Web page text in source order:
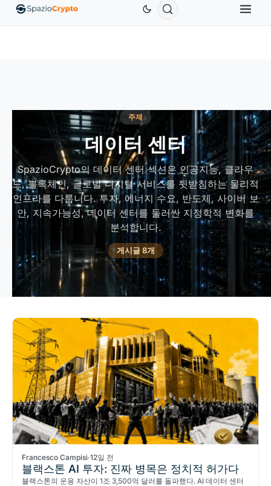
ETHUS$1,880.58 USDT US$0.9991 BNBBNB
주제
데이터 센터
SpazioCrypto의 데이터 센터 섹션은 인공지능, 클라우
드, 블록체인, 글로벌 디지털 서비스를 뒷받침하는 물리적
인프라를 다룹니다. 투자, 에너지 수요, 반도체, 사이버 보
안, 지속가능성, 데이터 센터를 둘러싼 지정학적 변화를
분석합니다.
게시글 8개
Francesco Campisi·12일 전
블랙스톤 AI 투자: 진짜 병목은 정치적 허가다
블랙스톤의 운용 자산이 1조 3,500억 달러를 돌파했다. AI 데이터 센터